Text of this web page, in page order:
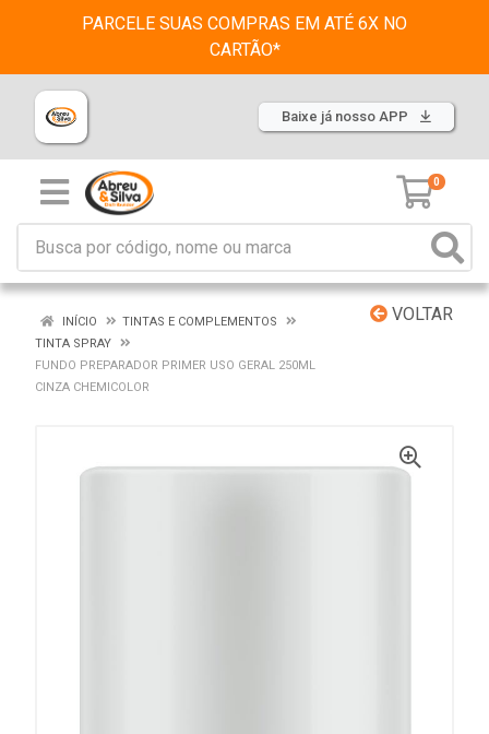
PARCELE SUAS COMPRAS EM ATÉ 6X NO
CARTÃO*
Baixe já nosso APP
0
VOLTAR
INÍCIO
TINTAS E COMPLEMENTOS
TINTA SPRAY
FUNDO PREPARADOR PRIMER USO GERAL 250ML
CINZA CHEMICOLOR